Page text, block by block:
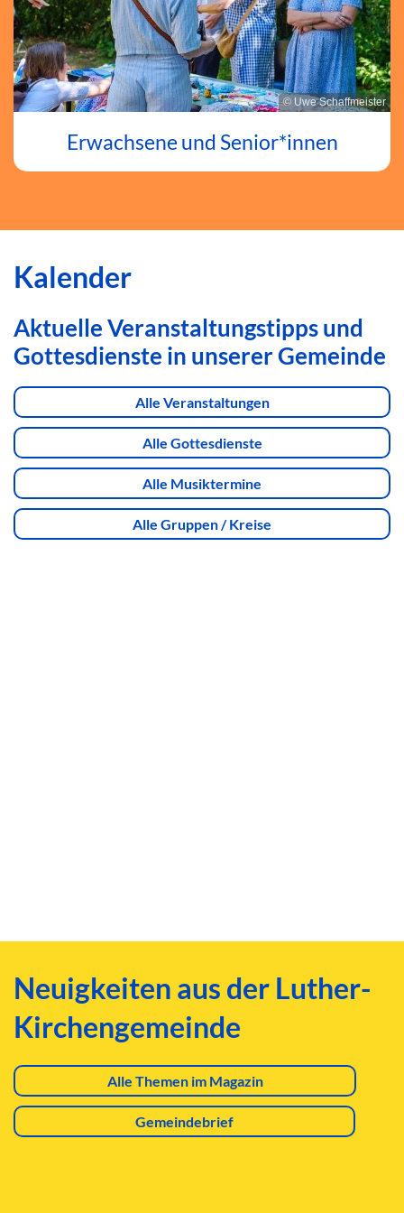
© Uwe Schaffmeister
Erwachsene und Senior*innen
Kalender
Aktuelle Veranstaltungstipps und
Gottesdienste in unserer Gemeinde
Alle Veranstaltungen
Alle Gottesdienste
Alle Musiktermine
Alle Gruppen / Kreise
Neuigkeiten aus der Luther-
Kirchengemeinde
Alle Themen im Magazin
Gemeindebrief